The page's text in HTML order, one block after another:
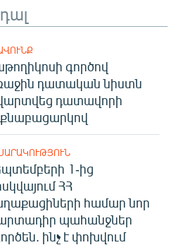
գործով
դատական նիստն
դատավորի
1-ից
ՀՀ
համար նոր
պահանջներ
ինչ է փոխվում